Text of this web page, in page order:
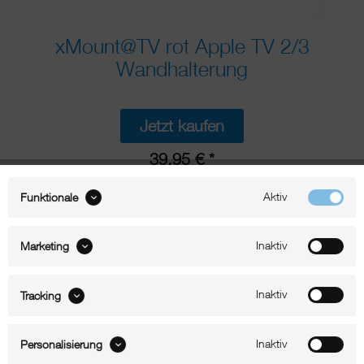
xMount@TV rot Apple TV 2/3
Wandhalterung
Jetzt kaufen
39,95 € *
Funktionale Aktiv
Marketing Inaktiv
Tracking Inaktiv
Personalisierung Inaktiv